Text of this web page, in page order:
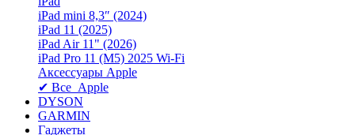
iPad mini 8,3″ (2024)
iPad 11 (2025)
iPad Air 11" (2026)
iPad Pro 11 (M5) 2025 Wi-Fi
Аксессуары Apple
✔ Все Apple
DYSON
GARMIN
Гаджеты